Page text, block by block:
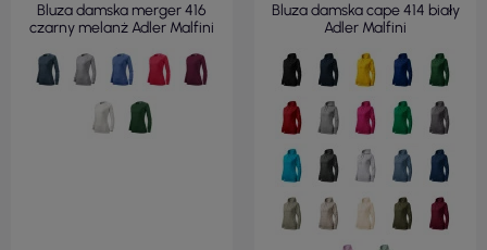
Bluza damska merger 416
czarny melanż Adler Malfini
Bluza damska cape 414 biały
Adler Malfini